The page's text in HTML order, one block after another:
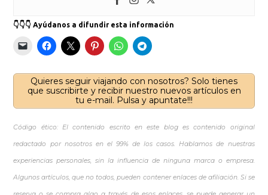
👇👇👇 Ayúdanos a difundir esta información
Quieres seguir viajando con nosotros? Solo tienes
que suscribirte y recibir nuestro nuevos artículos en
tu e-mail. Pulsa y apuntate!!!
Código ético: El contenido escrito en este blog es contenido original
redactado por nosotros en el 99% de los casos. Hablamos de nuestras
experiencias personales, sin la influencia de ninguna marca o empresa.
Algunos artículos, que no todos, pueden contener enlaces de afiliación. Si se